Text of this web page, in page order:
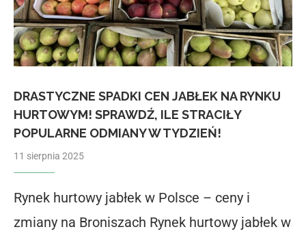
DRASTYCZNE SPADKI CEN JABŁEK NA RYNKU
HURTOWYM! SPRAWDŹ, ILE STRACIŁY
POPULARNE ODMIANY W TYDZIEŃ!
11 sierpnia 2025
Rynek hurtowy jabłek w Polsce – ceny i
zmiany na Broniszach Rynek hurtowy jabłek w